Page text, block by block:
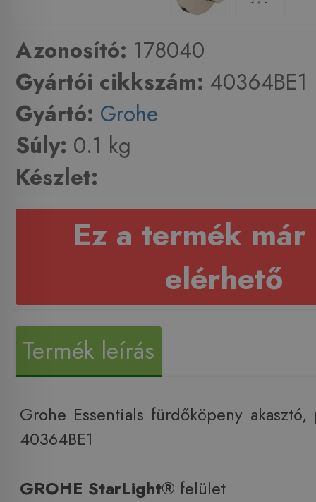
Azonosító: 178040
Gyártói cikkszám: 40364BE1
Gyártó: Grohe
Súly: 0.1 kg
Készlet:
Ez a termék már
elérhető
Termék leírás
Grohe Essentials fürdőköpeny
40364BE1
GROHE StarLight® felület